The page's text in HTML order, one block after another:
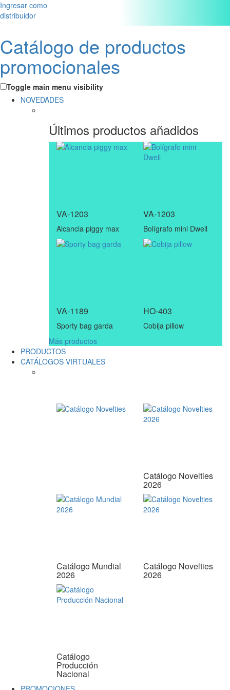
Ingresar como
distribuidor
Catálogo de productos
promocionales
Toggle main menu visibility
NOVEDADES
Últimos productos añadidos
VA-1203
Alcancia piggy max
VA-1203
Bolígrafo mini Dwell
VA-1189
Sporty bag garda
HO-403
Cobija pillow
Más productos
PRODUCTOS
CATÁLOGOS VIRTUALES
Catálogo Novelties
2026
Catálogo Mundial
2026
Catálogo Novelties
2026
Catálogo
Producción
Nacional